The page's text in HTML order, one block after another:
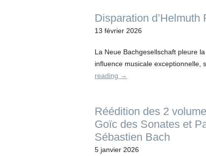
Disparation d’Helmuth
13 février 2026
La Neue Bachgesellschaft pleure
influence musicale exceptionnelle,
reading →
Réédition des 2
Goïc des Sonates et
Sébastien Bach
5 janvier 2026